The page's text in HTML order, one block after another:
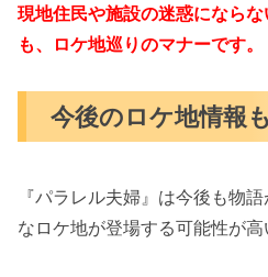
現地住民や施設の迷惑になら
も、ロケ地巡りのマナーです。
今後のロケ地情報
『パラレル夫婦』は今後も物
なロケ地が登場する可能性が高